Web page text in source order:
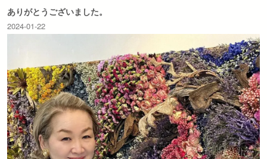
ありがとうございました。
2024-01-22